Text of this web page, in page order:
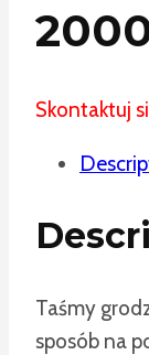
Skontaktuj
Taśmy
sposób na